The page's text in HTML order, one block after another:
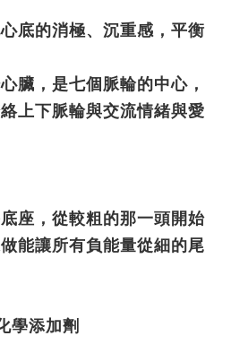
底的消極、沉重感，平衡
臟，是七個脈輪的中心，
上下脈輪與交流情緒與愛
座，從較粗的那一頭開始
能讓所有負能量從細的尾
學添加劑